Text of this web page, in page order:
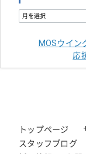
MOSウイン
応
トップページ
スタッフブログ